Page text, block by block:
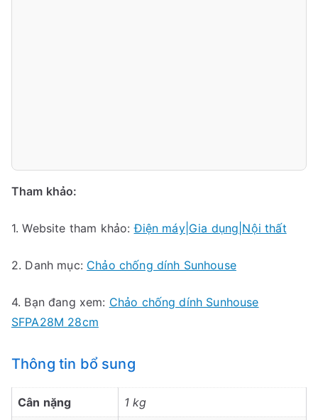
Tham khảo:
1. Website tham khảo:Điện máy|Gia dụng|Nội thất
2. Danh mục: Chảo chống dính Sunhouse
4. Bạn đang xem: Chảo chống dính Sunhouse
SFPA28M 28cm
Thông tin bổ sung
Cân nặng 1 kg